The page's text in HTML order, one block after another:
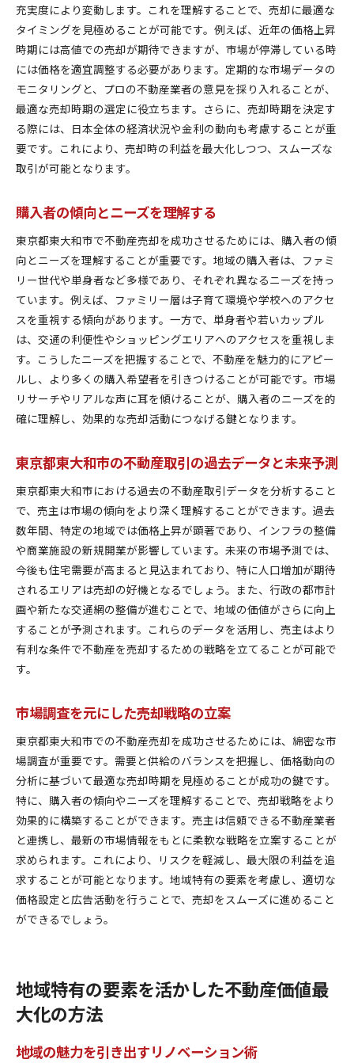
売却後の生活再建プランの立て方
売却体験者の声から学ぶ成功例
不動産売却の心理的準備と心構え
トラブル回避のためのアドバイス
市場動向と売却タイミングの重要性を理解する
季節ごとの不動産市場動向と売却タイミングの関
係
東京都東大和市における売却時期の選定基準
短期と長期の市場予測をどう活かすか
売却スケジュールを決める際の重要ポイント
投資家に注目される時期を狙った売却戦略
地域の特性を活かした賢い不動産売却戦略
東京都東大和市の住宅地と商業地の特性比較
周辺地域との違いを活かした売却展開
コミュニティ活性化を加味した価値提案
地域ブランドを高めるための協力方法
購入者ターゲットに応じたマーケット分析
地元文化を踏まえた販売促進アイデア
売却プロセスの事前学習と準備
心身の健康を保つためのメンタルケア
信頼できるサポートチームの構築
売却後のライフプランニング
不動産売却における決断力の鍛え方
予期せぬ事態に備えるリスク管理
充実度により変動します。これを理解することで、売却に最適な
タイミングを見極めることが可能です。例えば、近年の価格上昇
時期には高値での売却が期待できますが、市場が停滞している時
には価格を適宜調整する必要があります。定期的な市場データの
モニタリングと、プロの不動産業者の意見を採り入れることが、
最適な売却時期の選定に役立ちます。さらに、売却時期を決定す
る際には、日本全体の経済状況や金利の動向も考慮することが重
要です。これにより、売却時の利益を最大化しつつ、スムーズな
取引が可能となります。
購入者の傾向とニーズを理解する
東京都東大和市で不動産売却を成功させるためには、購入者の傾
向とニーズを理解することが重要です。地域の購入者は、ファミ
リー世代や単身者など多様であり、それぞれ異なるニーズを持っ
ています。例えば、ファミリー層は子育て環境や学校へのアクセ
スを重視する傾向があります。一方で、単身者や若いカップル
は、交通の利便性やショッピングエリアへのアクセスを重視しま
す。こうしたニーズを把握することで、不動産を魅力的にアピー
ルし、より多くの購入希望者を引きつけることが可能です。市場
リサーチやリアルな声に耳を傾けることが、購入者のニーズを的
確に理解し、効果的な売却活動につなげる鍵となります。
東京都東大和市の不動産取引の過去データと未来予測
東京都東大和市における過去の不動産取引データを分析すること
で、売主は市場の傾向をより深く理解することができます。過去
数年間、特定の地域では価格上昇が顕著であり、インフラの整備
や商業施設の新規開業が影響しています。未来の市場予測では、
今後も住宅需要が高まると見込まれており、特に人口増加が期待
されるエリアは売却の好機となるでしょう。また、行政の都市計
画や新たな交通網の整備が進むことで、地域の価値がさらに向上
することが予測されます。これらのデータを活用し、売主はより
有利な条件で不動産を売却するための戦略を立てることが可能で
す。
市場調査を元にした売却戦略の立案
東京都東大和市での不動産売却を成功させるためには、綿密な市
場調査が重要です。需要と供給のバランスを把握し、価格動向の
分析に基づいて最適な売却時期を見極めることが成功の鍵です。
特に、購入者の傾向やニーズを理解することで、売却戦略をより
効果的に構築することができます。売主は信頼できる不動産業者
と連携し、最新の市場情報をもとに柔軟な戦略を立案することが
求められます。これにより、リスクを軽減し、最大限の利益を追
求することが可能となります。地域特有の要素を考慮し、適切な
価格設定と広告活動を行うことで、売却をスムーズに進めること
ができるでしょう。
地域特有の要素を活かした不動産価値最
大化の方法
地域の魅力を引き出すリノベーション術